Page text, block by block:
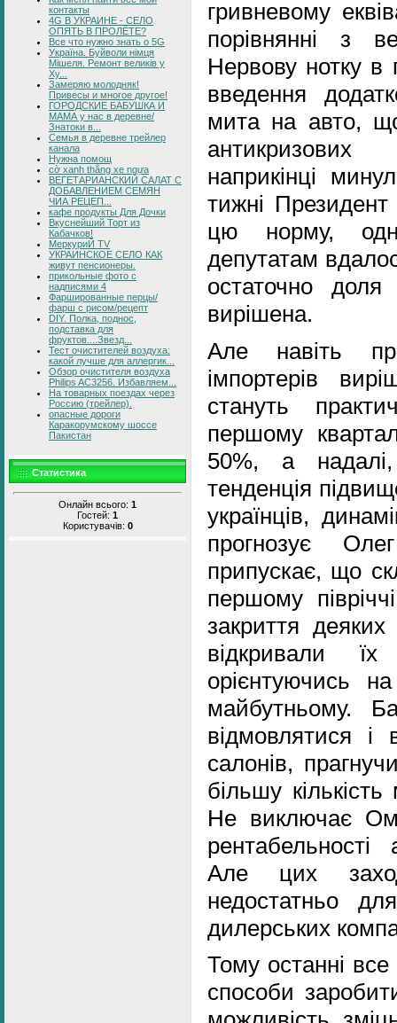
контакты
4G В УКРАИНЕ - СЕЛО
ОПЯТЬ В ПРОЛЁТЕ?
Все что нужно знать о 5G
Україна. Буйволи німця
Мішеля. Ремонт великів у
Ху...
Замеряю молодняк!
Привесы и многое другое!
ГОРОДСКИЕ БАБУШКА И
МАМА у нас в деревне/
Знатоки в...
Семья в деревне трейлер
канала
Нужна помощ
cờ xanh thắng xe ngựa
ВЕГЕТАРИАНСКИЙ САЛАТ С
ДОБАВЛЕНИЕМ СЕМЯН
ЧИА РЕЦЕП...
кафе продукты Для Дочки
Вкуснейший Торт из
Кабачков!
МеркуриЙ TV
УКРАИНСКОЕ СЕЛО КАК
живут пенсионеры.
прикольные фото с
надписями 4
Фаршированные перцы/
фарш с рисом/рецепт
DIY. Полка, поднос,
подставка для
фруктов....Звезд...
Тест очистителей воздуха:
какой лучше для аллергик...
Обзор очистителя воздуха
Philips AC3256. Избавляем...
На товарных поездах через
Россию (трейлер).
опасные дороги
Каракорумскому шоссе
Пакистан
Статистика
Онлайн всього: 1
Гостей: 1
Користувачів: 0
гривневому
порівнянні з
Нервову нотку в
введення
мита на авто,
наприкінці
тижні
цю норму,
депутатам
остаточно
вирішена.
Але навіть
імпортерів
стануть
першому
50%, а
тенденція
українців,
прогнозує
припускає, що
першому
закриття
відкривали
орієнтуючись
майбутньому.
відмовлятися і
салонів,
більшу
Не виключає
рентабельності
Але цих
недостатньо
дилерських
Тому останні
способи